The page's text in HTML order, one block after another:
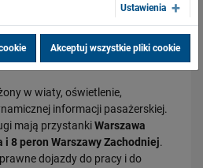
na mapie stolicy jest
Obozowej. Wygodne dojście na
i pochylnie.
w wiaty, oświetlenie,
informacji pasażerskiej.
mają przystankiWarszawa
i 8 peron Warszawy Zachodniej.
dojazdy do pracy i do
pociągi. Polskie Linie Kolejowe S.A.
Ustawienia
Akceptuj wszystkie pliki cookie